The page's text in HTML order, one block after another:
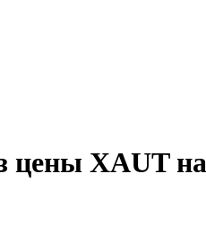
цены XAUT на